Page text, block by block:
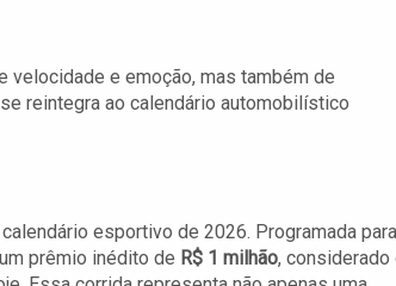
velocidade e emoção, mas também de
reintegra ao calendário automobilístico
esportivo de 2026. Programada
prêmio inédito de R$ 1 milhão, considerado